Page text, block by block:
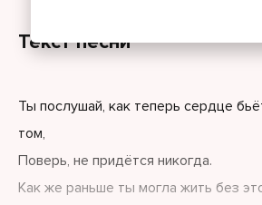
Текст песни
Ты послушай, как теперь сердце
том,
Поверь, не придётся никогда.
Как же раньше ты могла жить без